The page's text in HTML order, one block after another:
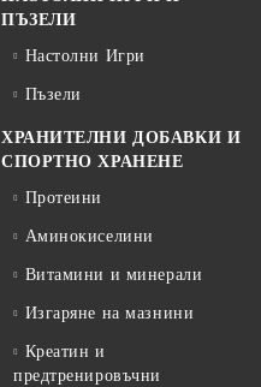
ПЪЗЕЛИ
Настолни Игри
Пъзели
ХРАНИТЕЛНИ ДОБАВКИ И
СПОРТНО ХРАНЕНЕ
Протеини
Аминокиселини
Витамини и минерали
Изгаряне на мазнини
Креатин и
предтренировъчни